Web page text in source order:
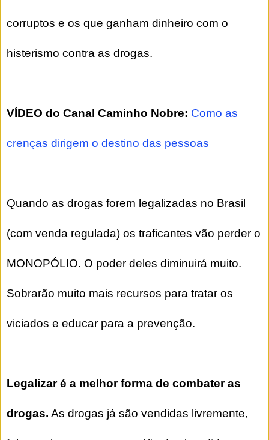
corruptos e os que ganham dinheiro com o
histerismo contra as drogas.
VÍDEO do Canal Caminho Nobre: Como as
crenças dirigem o destino das pessoas
Quando as drogas forem legalizadas no Brasil
(com venda regulada) os traficantes vão perder o
MONOPÓLIO. O poder deles diminuirá muito.
Sobrarão muito mais recursos para tratar os
viciados e educar para a prevenção.
Legalizar é a melhor forma de combater as
drogas. As drogas já são vendidas livremente,